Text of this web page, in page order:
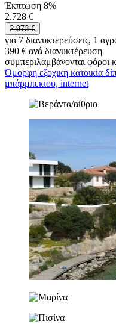
Έκπτωση 8%
2.728 €
2.973 €
για 7 διανυκτερεύσεις, 1
390 € ανά διανυκτέρευση
συμπεριλαμβάνονται φόροι
Όμορφη εξοχική κατοικία
μπάρμπεκιου, internet